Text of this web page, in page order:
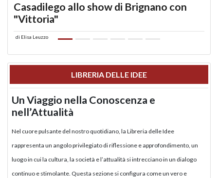
Casadilego allo show di Brignano con
"Vittoria"
di Elisa Leuzzo
LIBRERIA DELLE IDEE
Un Viaggio nella Conoscenza e
nell’Attualità
Nel cuore pulsante del nostro quotidiano, la Libreria delle Idee
rappresenta un angolo privilegiato di riflessione e approfondimento, un
luogo in cui la cultura, la società e l’attualità si intrecciano in un dialogo
continuo e stimolante. Questa sezione si configura come un vero e